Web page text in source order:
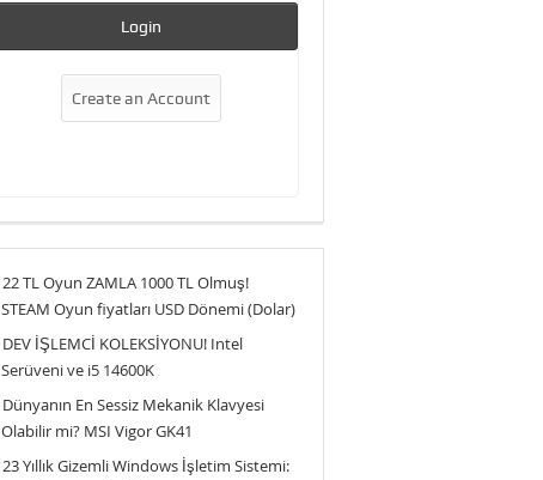
22 TL Oyun ZAMLA 1000 TL Olmuş!
STEAM Oyun fiyatları USD Dönemi (Dolar)
DEV İŞLEMCİ KOLEKSİYONU! Intel
Serüveni ve i5 14600K
Dünyanın En Sessiz Mekanik Klavyesi
Olabilir mi? MSI Vigor GK41
23 Yıllık Gizemli Windows İşletim Sistemi: